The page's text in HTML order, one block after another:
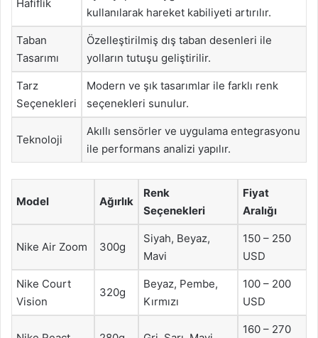
Hafiflik
kullanılarak hareket kabiliyeti artırılır.
Taban
Tasarımı
Özelleştirilmiş dış taban desenleri ile
yolların tutuşu geliştirilir.
Tarz
Seçenekleri
Modern ve şık tasarımlar ile farklı renk
seçenekleri sunulur.
Teknoloji
Akıllı sensörler ve uygulama entegrasyonu
ile performans analizi yapılır.
Model Ağırlık
Renk
Seçenekleri
Fiyat
Aralığı
Nike Air Zoom 300g
Siyah, Beyaz,
Mavi
150 – 250
USD
Nike Court
Vision
320g
Beyaz, Pembe,
Kırmızı
100 – 200
USD
160 – 270